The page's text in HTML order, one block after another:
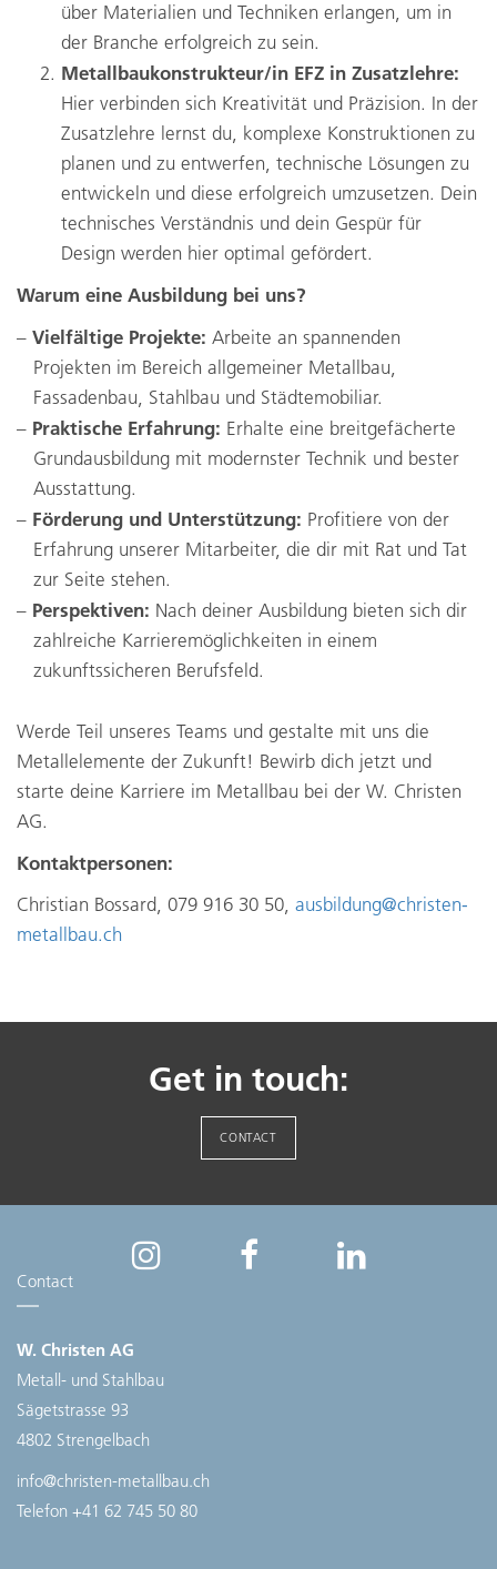
über Materialien und Techniken erlangen, um in
der Branche erfolgreich zu sein.
Metallbaukonstrukteur/in EFZ in Zusatzlehre:
Hier verbinden sich Kreativität und Präzision. In der
Zusatzlehre lernst du, komplexe Konstruktionen zu
planen und zu entwerfen, technische Lösungen zu
entwickeln und diese erfolgreich umzusetzen. Dein
technisches Verständnis und dein Gespür für
Design werden hier optimal gefördert.
Warum eine Ausbildung bei uns?
Vielfältige Projekte: Arbeite an spannenden
Projekten im Bereich allgemeiner Metallbau,
Fassadenbau, Stahlbau und Städtemobiliar.
Praktische Erfahrung: Erhalte eine breitgefächerte
Grundausbildung mit modernster Technik und bester
Ausstattung.
Förderung und Unterstützung: Profitiere von der
Erfahrung unserer Mitarbeiter, die dir mit Rat und Tat
zur Seite stehen.
Perspektiven: Nach deiner Ausbildung bieten sich dir
zahlreiche Karrieremöglichkeiten in einem
zukunftssicheren Berufsfeld.
Werde Teil unseres Teams und gestalte mit uns die
Metallelemente der Zukunft! Bewirb dich jetzt und
starte deine Karriere im Metallbau bei der W. Christen
AG.
Kontaktpersonen:
Christian Bossard, 079 916 30 50, ausbildung@christen-
metallbau.ch
Get in touch:
CONTACT
Contact
W. Christen AG
Metall- und Stahlbau
Sägetstrasse 93
4802 Strengelbach
info@christen-metallbau.ch
Telefon +41 62 745 50 80